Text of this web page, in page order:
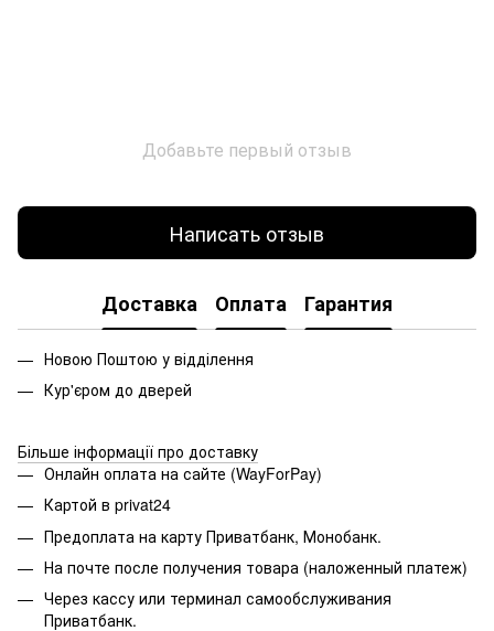
Добавьте первый отзыв
Написать отзыв
Доставка Оплата Гарантия
Новою Поштою у відділення
Кур'єром до дверей
Більше інформації про доставку
Онлайн оплата на сайте (WayForPay)
Картой в privat24
Предоплата на карту Приватбанк, Монобанк.
На почте после получения товара (наложенный платеж)
Через кассу или терминал самообслуживания
Приватбанк.